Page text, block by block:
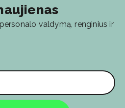
valdymą, renginius ir